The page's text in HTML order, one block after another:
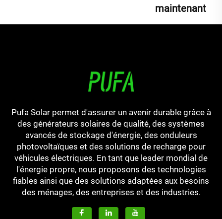
maintenant
Pufa Solar permet d'assurer un avenir durable grâce à
des générateurs solaires de qualité, des systèmes
avancés de stockage d'énergie, des onduleurs
photovoltaïques et des solutions de recharge pour
véhicules électriques. En tant que leader mondial de
l'énergie propre, nous proposons des technologies
fiables ainsi que des solutions adaptées aux besoins
des ménages, des entreprises et des industries.